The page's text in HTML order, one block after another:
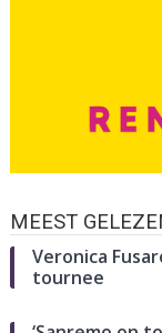
MEEST
Veronica
tournee